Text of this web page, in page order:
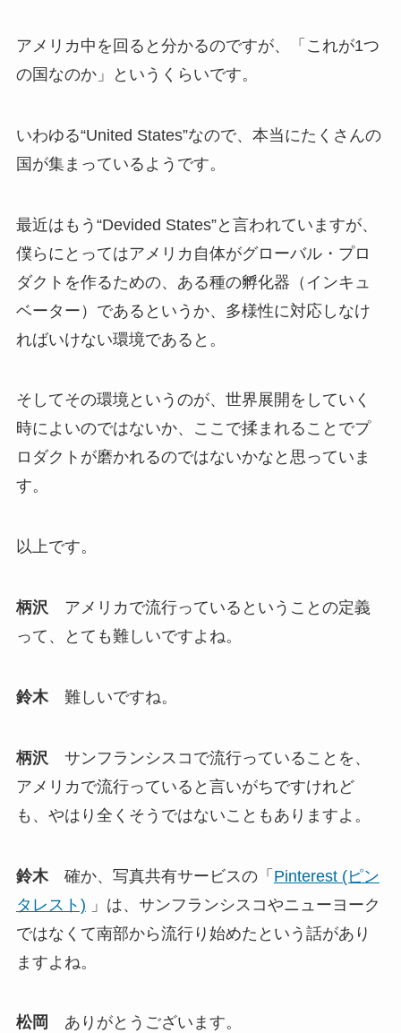
アメリカ中を回ると分かるのですが、「これが1つ
の国なのか」というくらいです。
いわゆる“United States”なので、本当にたくさんの
国が集まっているようです。
最近はもう“Devided States”と言われていますが、
僕らにとってはアメリカ自体がグローバル・プロ
ダクトを作るための、ある種の孵化器（インキュ
ベーター）であるというか、多様性に対応しなけ
ればいけない環境であると。
そしてその環境というのが、世界展開をしていく
時によいのではないか、ここで揉まれることでプ
ロダクトが磨かれるのではないかなと思っていま
す。
以上です。
柄沢 アメリカで流行っているということの定義
って、とても難しいですよね。
鈴木難しいですね。
柄沢 サンフランシスコで流行っていることを、
アメリカで流行っていると言いがちですけれど
も、やはり全くそうではないこともありますよ。
鈴木確か、写真共有サービスの「 Pinterest (ピン
タレスト) 」は、サンフランシスコやニューヨーク
ではなくて南部から流行り始めたという話があり
ますよね。
松岡 ありがとうございます。